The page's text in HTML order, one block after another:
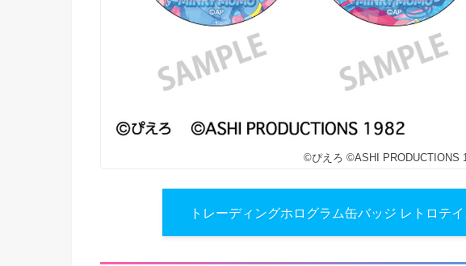
©ぴえろ ©ASHI PRODUCTIONS
トレーディングホログラム缶バッジ レトロテ